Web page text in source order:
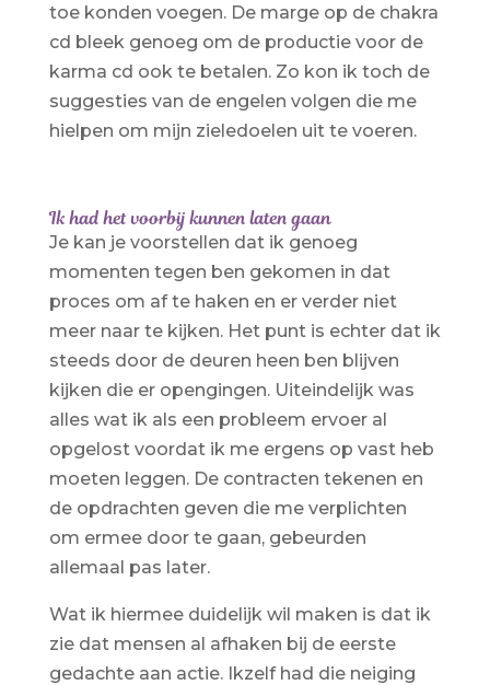
toe konden voegen. De marge op de chakra
cd bleek genoeg om de productie voor de
karma cd ook te betalen. Zo kon ik toch de
suggesties van de engelen volgen die me
hielpen om mijn zieledoelen uit te voeren.
Ik had het voorbij kunnen laten gaan
Je kan je voorstellen dat ik genoeg
momenten tegen ben gekomen in dat
proces om af te haken en er verder niet
meer naar te kijken. Het punt is echter dat ik
steeds door de deuren heen ben blijven
kijken die er opengingen. Uiteindelijk was
alles wat ik als een probleem ervoer al
opgelost voordat ik me ergens op vast heb
moeten leggen. De contracten tekenen en
de opdrachten geven die me verplichten
om ermee door te gaan, gebeurden
allemaal pas later.
Wat ik hiermee duidelijk wil maken is dat ik
zie dat mensen al afhaken bij de eerste
gedachte aan actie. Ikzelf had die neiging